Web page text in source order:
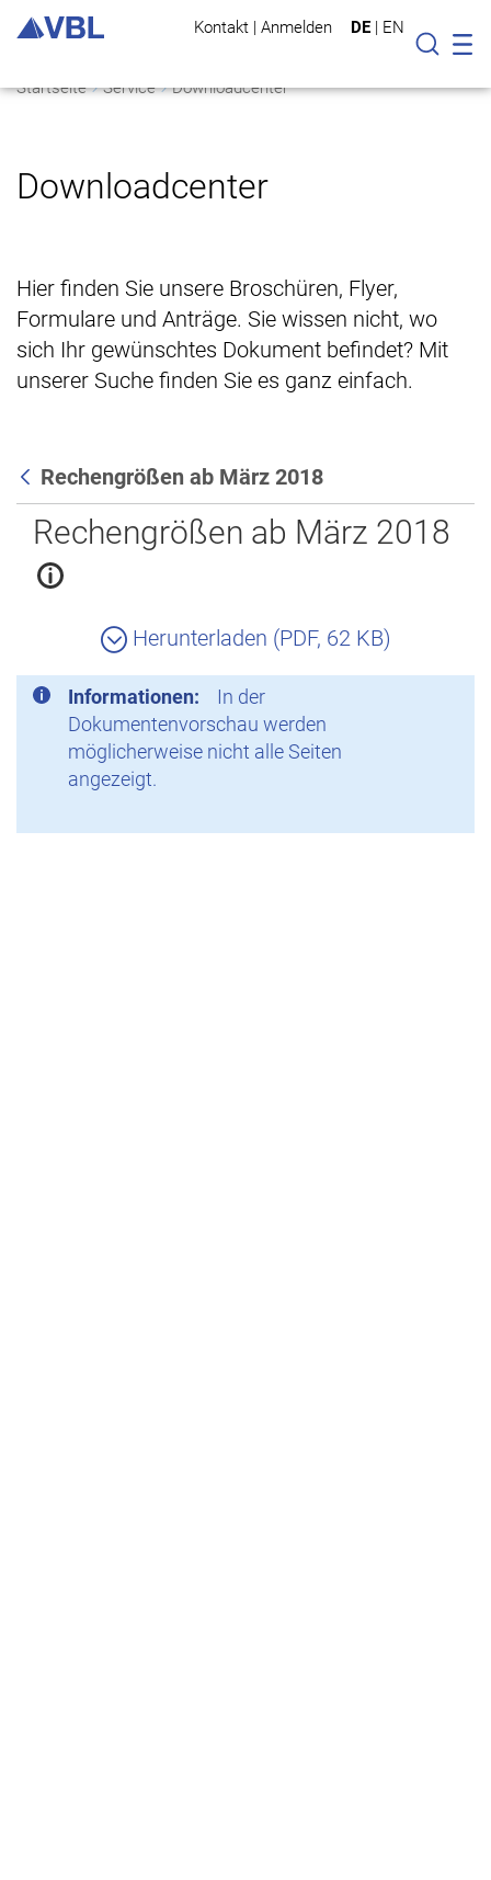
Kontakt | Anmelden DE | EN
Suche
Startseite Service Downloadcenter
Downloadcenter
Hier finden Sie unsere Broschüren, Flyer,
Formulare und Anträge. Sie wissen nicht, wo
sich Ihr gewünschtes Dokument befindet? Mit
unserer Suche finden Sie es ganz einfach.
Zurück
Rechengrößen ab März 2018
Rechengrößen ab März 2018
Herunterladen (PDF, 62 KB)
Informationen:
In der
Dokumentenvorschau werden
möglicherweise nicht alle Seiten
angezeigt.